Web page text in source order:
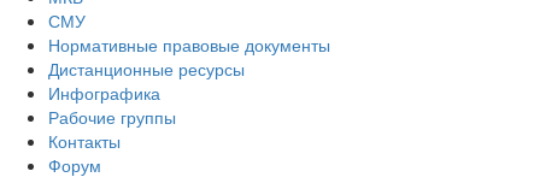
СМУ
Нормативные правовые документы
Дистанционные ресурсы
Инфографика
Рабочие группы
Контакты
Форум